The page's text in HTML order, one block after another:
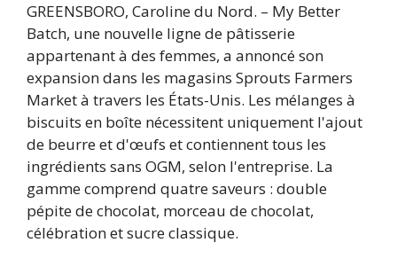
GREENSBORO, Caroline du Nord. – My Better
Batch, une nouvelle ligne de pâtisserie
appartenant à des femmes, a annoncé son
expansion dans les magasins Sprouts Farmers
Market à travers les États-Unis. Les mélanges à
biscuits en boîte nécessitent uniquement l'ajout
de beurre et d'œufs et contiennent tous les
ingrédients sans OGM, selon l'entreprise. La
gamme comprend quatre saveurs : double
pépite de chocolat, morceau de chocolat,
célébration et sucre classique.